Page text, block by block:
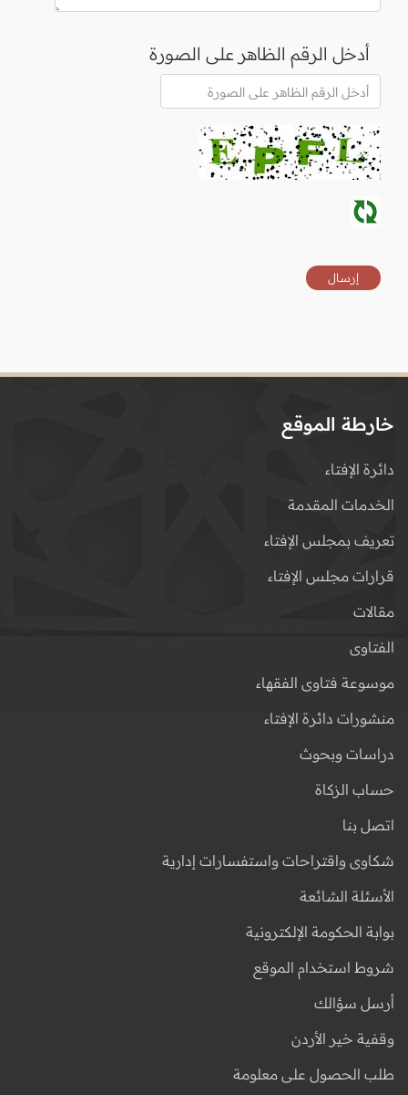
أدخل الرقم الظاهر على الصورة
خارطة الموقع
دائرة الإفتاء
الخدمات المقدمة
تعريف بمجلس الإفتاء
قرارات مجلس الإفتاء
مقالات
الفتاوى
موسوعة فتاوى الفقهاء
منشورات دائرة الإفتاء
دراسات وبحوث
حساب الزكاة
اتصل بنا
شكاوى واقتراحات واستفسارات إدارية
الأسئلة الشائعة
بوابة الحكومة الإلكترونية
شروط استخدام الموقع
أرسل سؤالك
وقفية خير الأردن
طلب الحصول على معلومة